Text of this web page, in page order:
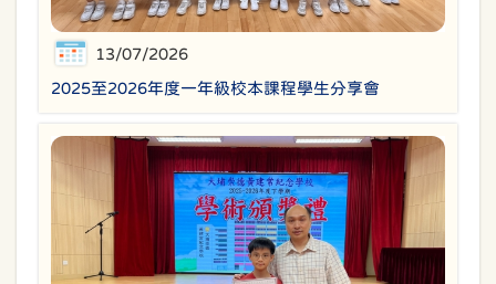
13/07/2026
2025至2026年度一年級校本課程學生分享會